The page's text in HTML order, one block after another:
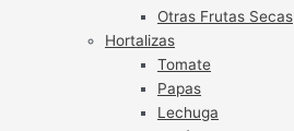
Otras Frutas Secas
Hortalizas
Tomate
Papas
Lechuga